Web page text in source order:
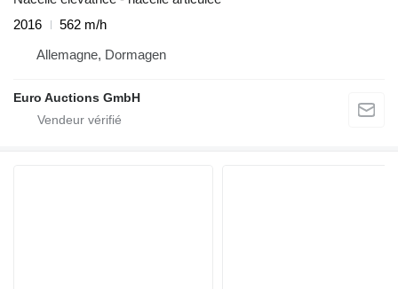
2016
562 m/h
Allemagne, Dormagen
Euro Auctions GmbH